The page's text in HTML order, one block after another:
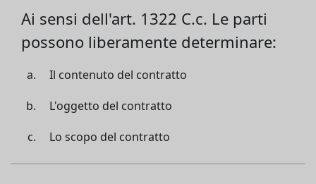
Ai sensi dell'art. 1322 C.c. Le parti
possono liberamente determinare:
Il contenuto del contratto
L'oggetto del contratto
Lo scopo del contratto